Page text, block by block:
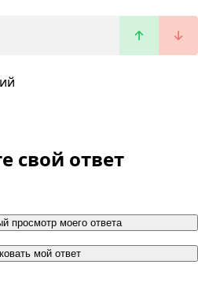
свой ответ
просмотр моего ответа
мой ответ